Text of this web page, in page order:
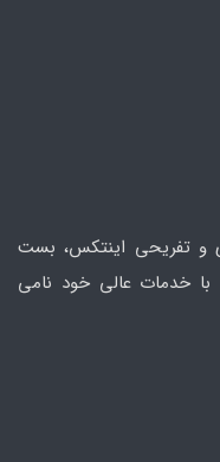
و تفریحی اینتکس، بست
خدمات عالی خود نامی